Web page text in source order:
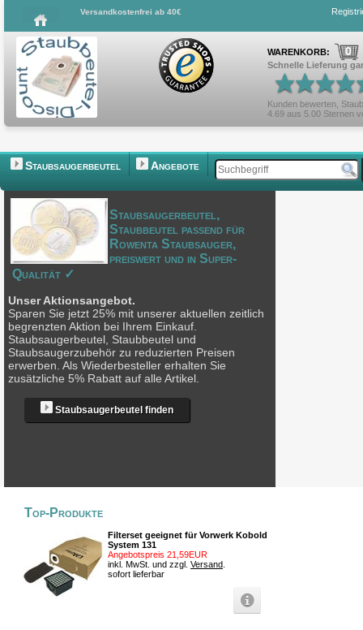
Versandkostenfrei ab 40€
WARENKORB: 0
Schnelle Lieferung
Kunden bewerten,
4.69 aus 5.00 Sternen
Staubsaugerbeutel Angebote
Staubsaugerbeutel,
Staubbeutel passend für
Rowenta Staubsauger,
preiswert und in Super-
Qualität ✓
Unser Aktionsangebot.
Sparen Sie jetzt 25% mit unserer aktuellen zeitlich
begrenzten Aktion bei Ihrem Einkauf.
Staubsaugerbeutel, Staubbeutel und
Staubsaugerzubehör zu reduzierten Preisen
erwerben. Als Wiederbesteller erhalten Sie
zusätzliche 5% Rabatt auf alle Artikel.
Staubsaugerbeutel finden
Top-Produkte
Filterset geeignet für Vorwerk Kobold
System 131
Angebotspreis 21,59EUR
inkl. MwSt. und zzgl. Versand
sofort lieferbar